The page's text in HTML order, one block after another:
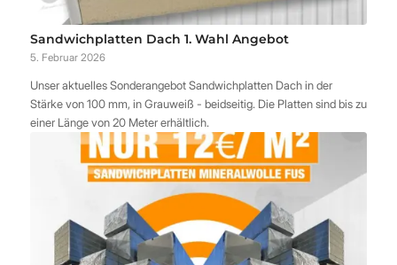
Sandwichplatten Dach 1. Wahl Angebot
5. Februar 2026
Unser aktuelles Sonderangebot Sandwichplatten Dach in der
Stärke von 100 mm, in Grauweiß - beidseitig. Die Platten sind bis zu
einer Länge von 20 Meter erhältlich.